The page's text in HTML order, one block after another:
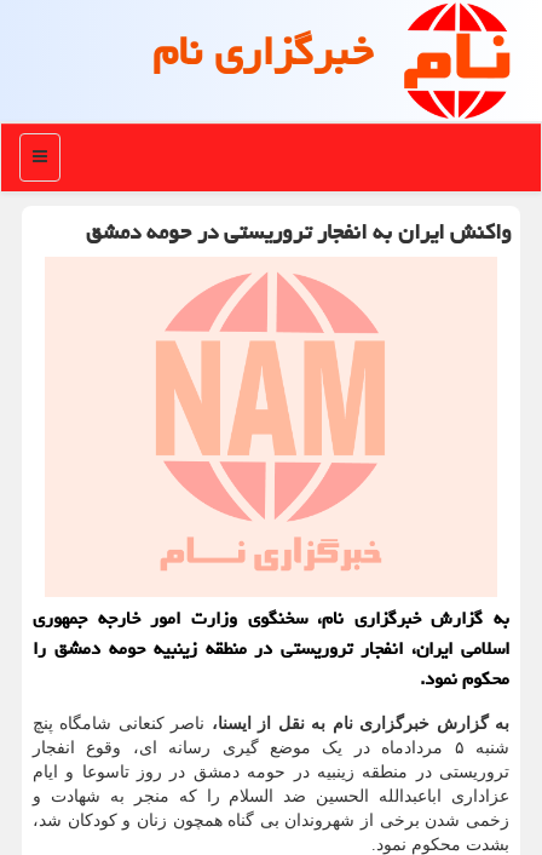
خبرگزاری نام
منو
واکنش ایران به انفجار تروریستی در حومه دمشق
به گزارش خبرگزاری نام، سخنگوی وزارت امور خارجه جمهوری
اسلامی ایران، انفجار تروریستی در منطقه زینبیه حومه دمشق را
محکوم نمود.
به گزارش خبرگزاری نام به نقل از ایسنا، ناصر کنعانی شامگاه پنچ
شنبه ۵ مردادماه در یک موضع گیری رسانه ای، وقوع انفجار
تروریستی در منطقه زینبیه در حومه دمشق در روز تاسوعا و ایام
عزاداری اباعبدالله الحسین ضد السلام را که منجر به شهادت و
زخمی شدن برخی از شهروندان بی گناه همچون زنان و کودکان شد،
بشدت محکوم نمود.